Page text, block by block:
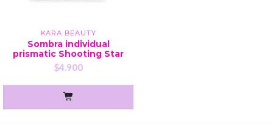
KARA BEAUTY
Sombra individual
prismatic Shooting Star
$4.900